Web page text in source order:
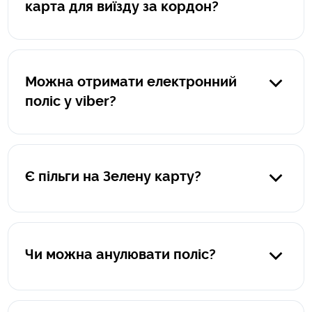
карта для виїзду за кордон?
Можна отримати електронний
поліс у viber?
електроний поліс в pdf-форматі, а також памʼятку "Що
Є пільги на Зелену карту?
кордон не передбачено.
Чи можна анулювати поліс?
оформленні на термін від 2 місяців до 1 року. Поліси, що